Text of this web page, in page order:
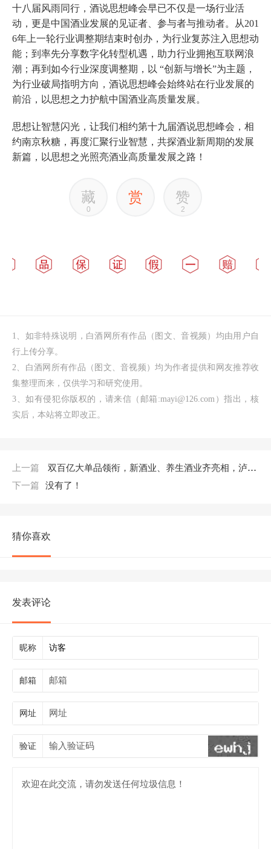
十八届风雨同行，酒说思想峰会早已不仅是一场行业活
动，更是中国酒业发展的见证者、参与者与推动者。从201
6年上一轮行业调整期结束时创办，为行业复苏注入思想动
能；到率先分享数字化转型机遇，助力行业拥抱互联网浪
潮；再到如今行业深度调整期，以 “创新与增长”为主题，
为行业破局指明方向，酒说思想峰会始终站在行业发展的
前沿，以思想之力护航中国酒业高质量发展。
思想让智慧闪光，让我们相约第十九届酒说思想峰会，相
约南京秋糖，再度汇聚行业智慧，共探酒业新周期的发展
新篇，以思想之光照亮酒业高质量发展之路！
藏
0
赏 赞
2
1、如非特殊说明，白酒网所有作品（图文、音视频）均由用户自
行上传分享。
2、白酒网所有作品（图文、音视频）均为作者提供和网友推荐收
集整理而来，仅供学习和研究使用。
3、如有侵犯你版权的，请来信（邮箱:mayi@126.com）指出，核
实后，本站将立即改正。
上一篇
双百亿大单品领衔，新酒业、养生酒业齐亮相，泸州老窖于酒博会演绎守正创新之道
下一篇
没有了！
猜你喜欢
发表评论
昵称
邮箱
网址
验证